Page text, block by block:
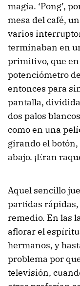
magia. ‘Pong’,
mesa del café,
varios
terminaban en
primitivo, que
potenciómetro
entonces para
pantalla,
dos palos
como en una
girando el
abajo. ¡Eran
Aquel sencillo
partidas
remedio. En las
aflorar el
hermanos, y
problema por
televisión,